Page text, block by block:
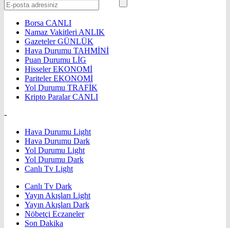
Borsa CANLI
Namaz Vakitleri ANLIK
GazetelerGÜNLÜK
Hava Durumu TAHMİNİ
Puan Durumu LİG
HisselerEKONOMİ
ParitelerEKONOMİ
Yol Durumu TRAFİK
Kripto ParalarCANLI
-
Hava Durumu Light
Hava Durumu Dark
Yol Durumu Light
Yol Durumu Dark
Canlı Tv Light
Canlı Tv Dark
Yayın Akışları Light
Yayın Akışları Dark
Nöbetçi Eczaneler
Son Dakika